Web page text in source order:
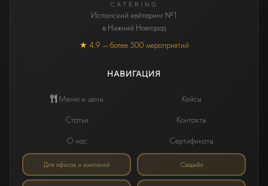
CATERING
Испанский кейтеринг №1
в Нижний Новгород
★ 4.9 — более 500 мероприятий
НАВИГАЦИЯ
Меню и цены
Кейсы
Статьи
Контакты
О нас
Сертификаты
Для офисов и компаний Свадьба